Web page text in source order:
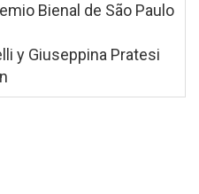
Bienal de São Paulo
y Giuseppina Pratesi